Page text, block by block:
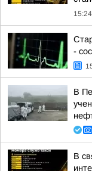
15:24
-
В
В